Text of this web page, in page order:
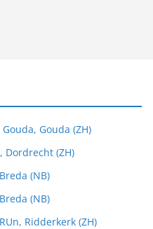
Gouda (ZH)
Dordrecht (ZH)
(NB)
(NB)
Ridderkerk (ZH)